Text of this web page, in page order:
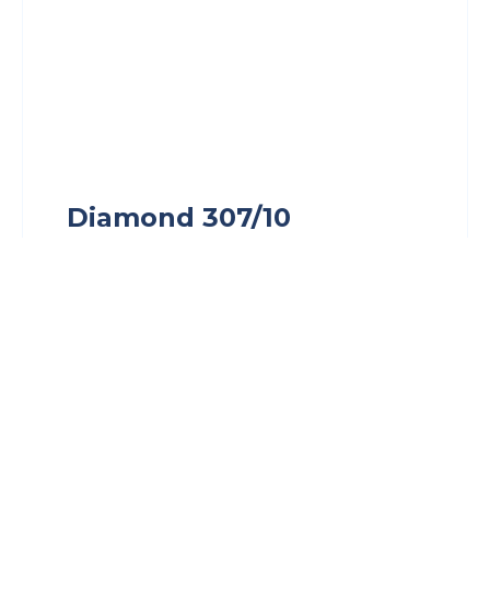
Diamond 307/10